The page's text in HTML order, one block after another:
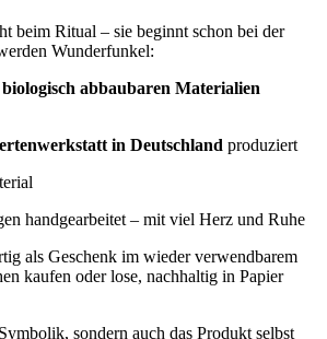
beim Ritual – sie beginnt schon bei der
Wunderfunkel:
biologisch abbaubaren Materialien
in Deutschland produziert
handgearbeitet – mit viel Herz und Ruhe
als Geschenk im wieder verwendbarem
kaufen oder lose, nachhaltig in Papier
sondern auch das Produkt selbst